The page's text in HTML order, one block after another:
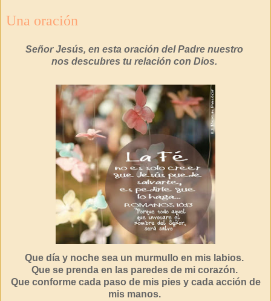
Una oración
Señor Jesús, en esta oración del Padre nuestro
nos descubres tu relación con Dios.
Que día y noche sea un murmullo en mis labios.
Que se prenda en las paredes de mi corazón.
Que conforme cada paso de mis pies y cada acción de
mis manos.